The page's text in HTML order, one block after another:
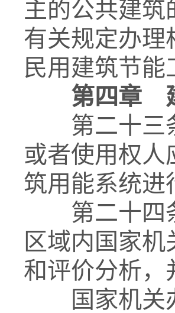
主的公共建
有关规定办理
民用建筑节
第四章
第二十三条
或者使用权人
筑用能系统进
第二十四条
区域内国家
和评价分析，
国家机关办